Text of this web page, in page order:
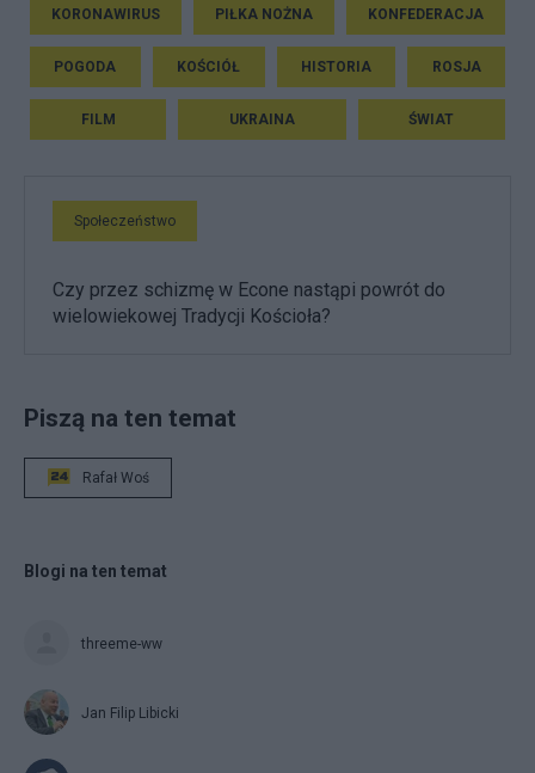
KORONAWIRUS PIŁKA NOŻNA KONFEDERACJA
POGODA KOŚCIÓŁ HISTORIA ROSJA
FILM UKRAINA ŚWIAT
Społeczeństwo
Czy przez schizmę w Econe nastąpi powrót do
wielowiekowej Tradycji Kościoła?
Piszą na ten temat
Rafał Woś
Blogi na ten temat
threeme-ww
Jan Filip Libicki